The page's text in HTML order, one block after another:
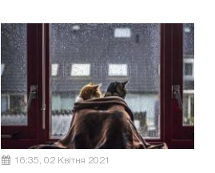
16:35, 02 Квітня 2021